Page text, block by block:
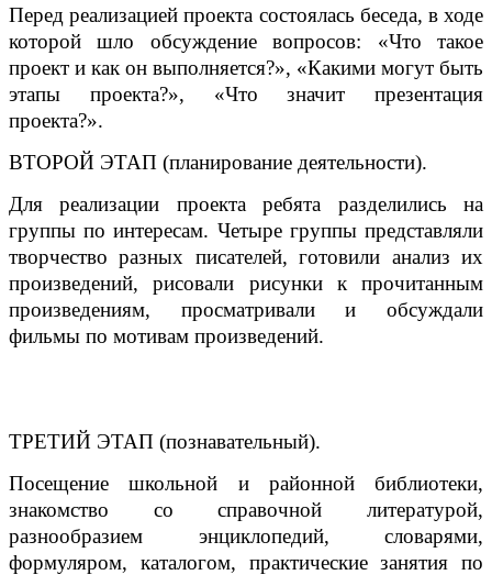
Перед реализацией проекта состоялась беседа, в ходе
которой шло обсуждение вопросов: «Что такое
проект и как он выполняется?», «Какими могут быть
этапы проекта?», «Что значит презентация
проекта?».
ВТОРОЙ ЭТАП (планирование деятельности).
Для реализации проекта ребята разделились на
группы по интересам. Четыре группы представляли
творчество разных писателей, готовили анализ их
произведений, рисовали рисунки к прочитанным
произведениям, просматривали и обсуждали
фильмы по мотивам произведений.
ТРЕТИЙ ЭТАП (познавательный).
Посещение школьной и районной библиотеки,
знакомство со справочной литературой,
разнообразием энциклопедий, словарями,
формуляром, каталогом, практические занятия по